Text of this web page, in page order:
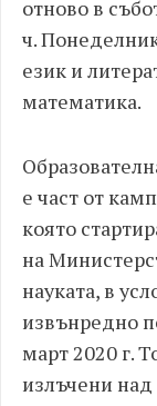
отново в
ч.
език и
математика.
е част от
която
на
науката, в
извънредно
март 2020 г.
излъчени над